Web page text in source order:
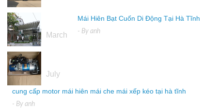
March
Mái Hiên Bạt Cuốn Di Động Tại Hà Tĩnh
- By anh
July
cung cấp motor mái hiên mái che mái xếp kéo tại hà tĩnh
- By anh